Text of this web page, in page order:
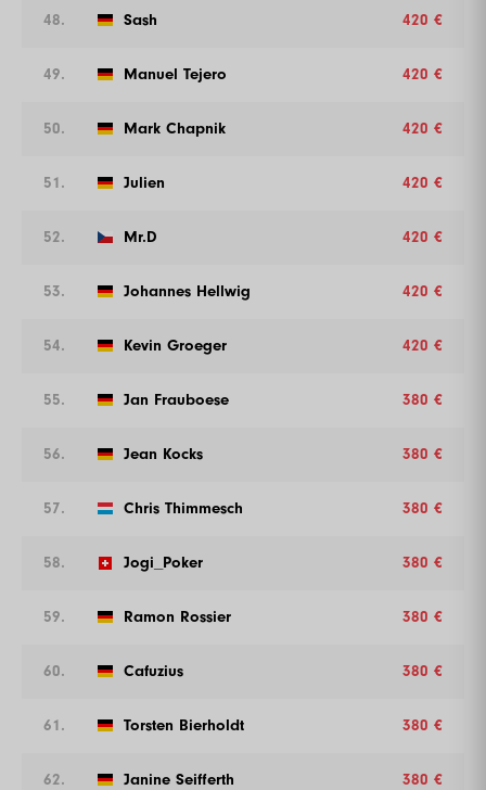
48. Sash 420 €
49. Manuel Tejero 420 €
50. Mark Chapnik 420 €
51. Julien 420 €
52. Mr.D 420 €
53. Johannes Hellwig 420 €
54. Kevin Groeger 420 €
55. Jan Frauboese 380 €
56. Jean Kocks 380 €
57. Chris Thimmesch 380 €
58. Jogi_Poker 380 €
59. Ramon Rossier 380 €
60. Cafuzius 380 €
61. Torsten Bierholdt 380 €
62. Janine Seifferth 380 €